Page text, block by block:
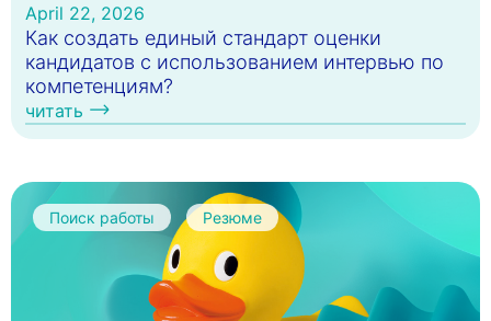
April 22, 2026
Как создать единый стандарт оценки
кандидатов с использованием интервью по
компетенциям?
читать
Поиск работы Резюме